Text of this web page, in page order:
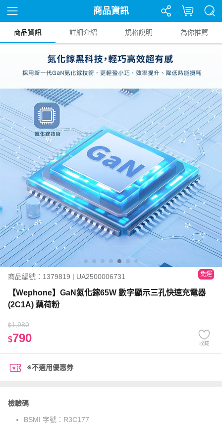
商品資訊
商品資訊 詳細介紹 規格說明 為你推薦
商品編號：1379819 | UA2500006731 免運
【Wephone】GaN氮化鎵65W 數字顯示三孔快速充電器
(2C1A) 藕荷粉
$1,980
$790 收藏
※不適用優惠券
檢驗碼
BSMI 字號： R3C177